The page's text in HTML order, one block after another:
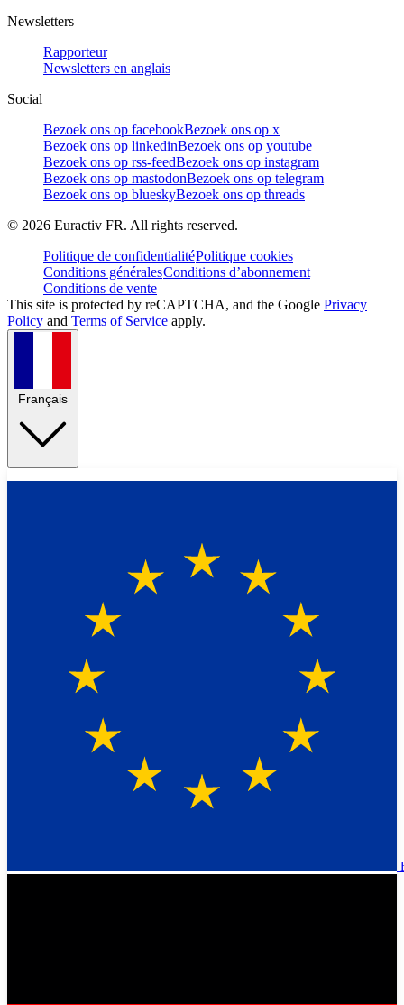
Newsletters
Rapporteur
Newsletters en anglais
Social
Bezoek ons op facebookBezoek ons op x
Bezoek ons op linkedinBezoek ons op youtube
Bezoek ons op rss-feedBezoek ons op instagram
Bezoek ons op mastodonBezoek ons op telegram
Bezoek ons op blueskyBezoek ons op threads
© 2026 Euractiv FR. All rights reserved.
Politique de confidentialitéPolitique cookies
Conditions généralesConditions d’abonnement
Conditions de vente
This site is protected by reCAPTCHA, and the Google Privacy
Policy and Terms of Service apply.
Français